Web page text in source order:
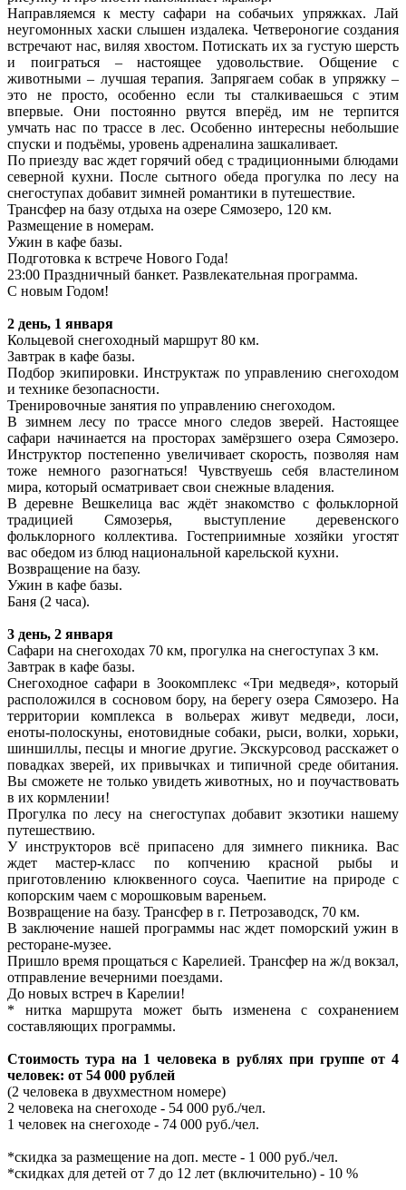
Направляемся к месту сафари на собачьих упряжках. Лай
неугомонных хаски слышен издалека. Четвероногие создания
встречают нас, виляя хвостом. Потискать их за густую шерсть
и поиграться ‒ настоящее удовольствие. Общение с
животными ‒ лучшая терапия. Запрягаем собак в упряжку ‒
это не просто, особенно если ты сталкиваешься с этим
впервые. Они постоянно рвутся вперёд, им не терпится
умчать нас по трассе в лес. Особенно интересны небольшие
спуски и подъёмы, уровень адреналина зашкаливает.
По приезду вас ждет горячий обед с традиционными блюдами
северной кухни. После сытного обеда прогулка по лесу на
снегоступах добавит зимней романтики в путешествие.
Трансфер на базу отдыха на озере Сямозеро, 120 км.
Размещение в номерам.
Ужин в кафе базы.
Подготовка к встрече Нового Года!
23:00 Праздничный банкет. Развлекательная программа.
С новым Годом!
2 день, 1 января
Кольцевой снегоходный маршрут 80 км.
Завтрак в кафе базы.
Подбор экипировки. Инструктаж по управлению снегоходом
и технике безопасности.
Тренировочные занятия по управлению снегоходом.
В зимнем лесу по трассе много следов зверей. Настоящее
сафари начинается на просторах замёрзшего озера Сямозеро.
Инструктор постепенно увеличивает скорость, позволяя нам
тоже немного разогнаться! Чувствуешь себя властелином
мира, который осматривает свои снежные владения.
В деревне Вешкелица вас ждёт знакомство с фольклорной
традицией Сямозерья, выступление деревенского
фольклорного коллектива. Гостеприимные хозяйки угостят
вас обедом из блюд национальной карельской кухни.
Возвращение на базу.
Ужин в кафе базы.
Баня (2 часа).
3 день, 2 января
Сафари на снегоходах 70 км, прогулка на снегоступах 3 км.
Завтрак в кафе базы.
Снегоходное сафари в Зоокомплекс «Три медведя», который
расположился в сосновом бору, на берегу озера Сямозеро. На
территории комплекса в вольерах живут медведи, лоси,
еноты-полоскуны, енотовидные собаки, рыси, волки, хорьки,
шиншиллы, песцы и многие другие. Экскурсовод расскажет о
повадках зверей, их привычках и типичной среде обитания.
Вы сможете не только увидеть животных, но и поучаствовать
в их кормлении!
Прогулка по лесу на снегоступах добавит экзотики нашему
путешествию.
У инструкторов всё припасено для зимнего пикника. Вас
ждет мастер-класс по копчению красной рыбы и
приготовлению клюквенного соуса. Чаепитие на природе с
копорским чаем с морошковым вареньем.
Возвращение на базу. Трансфер в г. Петрозаводск, 70 км.
В заключение нашей программы нас ждет поморский ужин в
ресторане-музее.
Пришло время прощаться с Карелией. Трансфер на ж/д вокзал,
отправление вечерними поездами.
До новых встреч в Карелии!
* нитка маршрута может быть изменена с сохранением
составляющих программы.
Стоимость тура на 1 человека в рублях при группе от 4
человек: от 54 000 рублей
(2 человека в двухместном номере)
2 человека на снегоходе - 54 000 руб./чел.
1 человек на снегоходе - 74 000 руб./чел.
*скидка за размещение на доп. месте - 1 000 руб./чел.
*скидках для детей от 7 до 12 лет (включительно) - 10 %